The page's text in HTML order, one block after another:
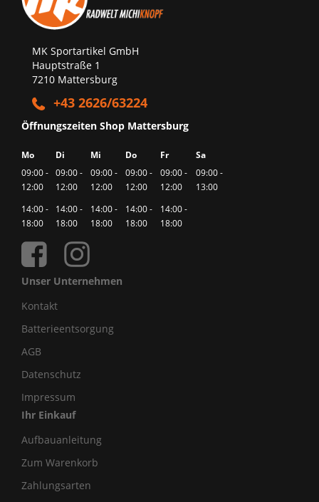
MK Sportartikel GmbH
Hauptstraße 1
7210 Mattersburg
+43 2626/63224
Öffnungszeiten Shop Mattersburg
Mo Di Mi Do Fr
Sa
09:00 -
12:00
09:00 -
12:00
09:00 -
12:00
09:00 -
12:00
09:00 -
12:00
09:00 -
13:00
14:00 -
18:00
14:00 -
18:00
14:00 -
18:00
14:00 -
18:00
14:00 -
18:00
Unser Unternehmen
Kontakt
Batterieentsorgung
AGB
Datenschutz
Impressum
Ihr Einkauf
Aufbauanleitung
Zum Warenkorb
Zahlungsarten